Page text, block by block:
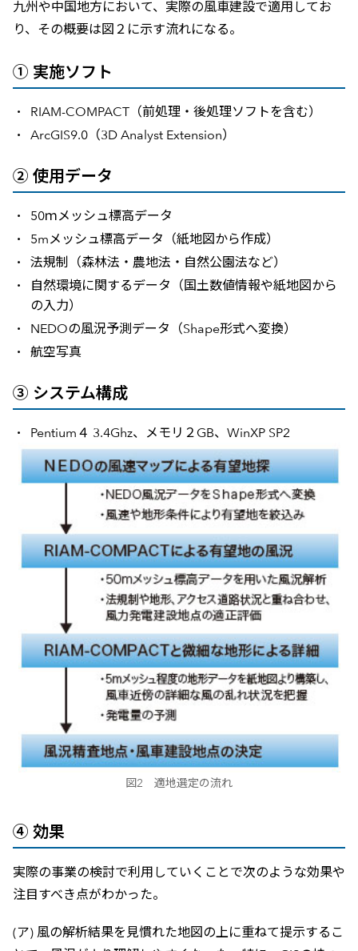
九州や中国地方において、実際の風車建設で適用してお
り、その概要は図２に示す流れになる。
① 実施ソフト
RIAM-COMPACT（前処理・後処理ソフトを含む）
ArcGIS9.0（3D Analyst Extension）
② 使用データ
50ｍメッシュ標高データ
5mメッシュ標高データ（紙地図から作成）
法規制（森林法・農地法・自然公園法など）
自然環境に関するデータ（国土数値情報や紙地図から
の入力）
NEDOの風況予測データ（Shape形式へ変換）
航空写真
③ システム構成
Pentium４ 3.4Ghz、メモリ２GB、WinXP SP2
図2 適地選定の流れ
④ 効果
実際の事業の検討で利用していくことで次のような効果や
注目すべき点がわかった。
(ア) 風の解析結果を見慣れた地図の上に重ねて提示するこ